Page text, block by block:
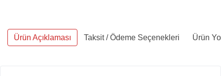
Ürün Açıklaması Taksit / Ödeme Seçenekleri Ürün